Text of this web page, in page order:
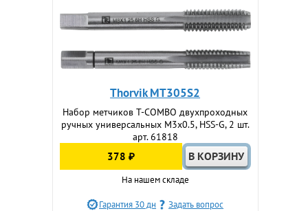
Thorvik MT305S2
Набор метчиков T-COMBO двухпроходных
ручных универсальных М3х0.5, HSS-G, 2 шт.
арт. 61818
378 ₽
На нашем складе
Гарантия 30 дн Задать вопрос